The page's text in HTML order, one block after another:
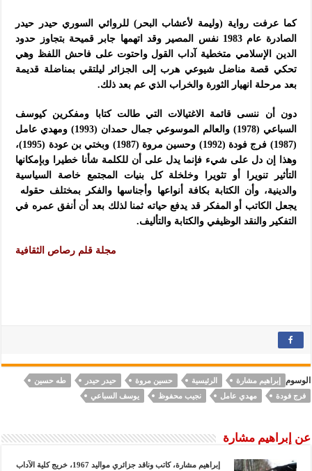
كما عرفت رواية (وليمة لأعشاب البحر) للروائي السوري حيدر حيدر
الصادرة عام 1983 نفس المصير وقد اتهمها جابر قميحة بتجاوز حدود
الدين الإسلامي متخطية آداب القول واحتوت على فاحش اللفظ وهي
تحكي قصة مناضل شيوعي هرب إلى الجزائر ليلتقي بمناضلة قديمة
بعد مرحلة انهيار الثورة والخراب الذي عم بعد ذلك.
دون أن ننسى قائمة الاغتيالات التي طالت كتابا ومفكرين كيوسف
السباعي (1978) والعالم الموسوعي جمال حمدان (1993) ومهدي عامل
(1987) فرج فودة (1992) وحسين مروة (1987) وبختي بن عودة (1995)،
وهذا إن دل على شيء فإنما يدل على أن للكلمة شأنا خطيرا وبإمكانها
التأثير تنويرا أو تثويرا وخلخلة كل بنيات المجتمع خاصة السياسية
والدينية، وأن الكتابة بكافة أنواعها وأجناسها والفكر بمختلف حقوله
يجعل الكاتب أو المفكر قد يدفع حياته ثمنا لذلك بعد أن أنفق عمره في
التفكير والنقد الوظيفي والكتابة والتأليف.
مجلة قلم رصاص الثقافية
الوسوم إبراهيم مشارة الرئيسية حسين مروة حيدر حيدر
طه حسين
فرج فودة
مهدي عامل نجيب محفوظ يوسف السباعي
عن إبراهيم مشارة
إبراهيم مشارة، كاتب وناقد جزائري مواليد 1967، خريج كلية الآداب